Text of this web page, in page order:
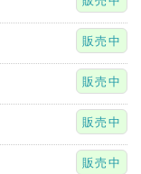
販売中
販売中
販売中
販売中